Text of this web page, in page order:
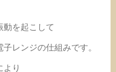
動を起こして
レンジの仕組みです。
より